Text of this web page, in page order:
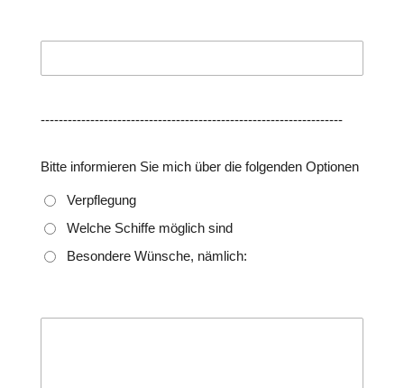
-------------------------------------------------------------------
Bitte informieren Sie mich über die folgenden Optionen
Verpflegung
Welche Schiffe möglich sind
Besondere Wünsche, nämlich: